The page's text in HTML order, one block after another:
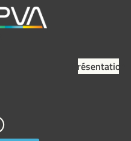
Présentation